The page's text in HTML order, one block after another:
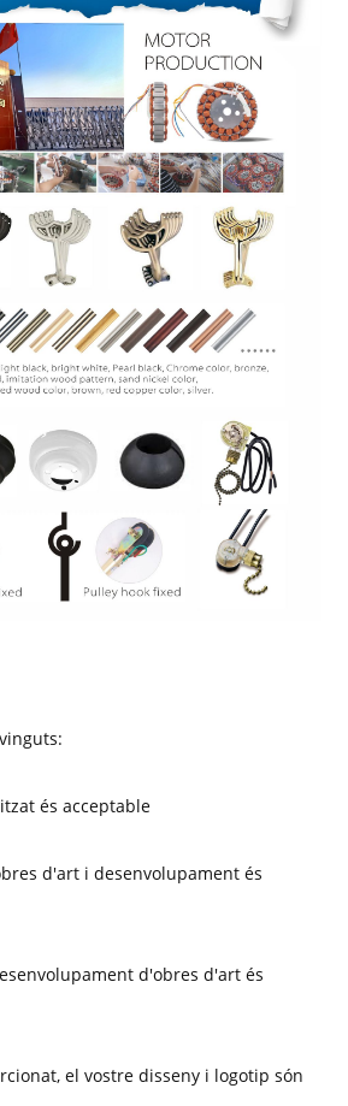
és acceptable
d'art i desenvolupament és
d'obres d'art és
el vostre disseny i logotip són